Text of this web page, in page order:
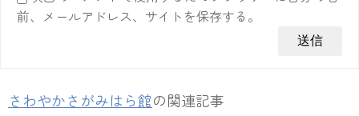
前、メールアドレス、サイトを保存する。
さわやかさがみはら館の関連記事